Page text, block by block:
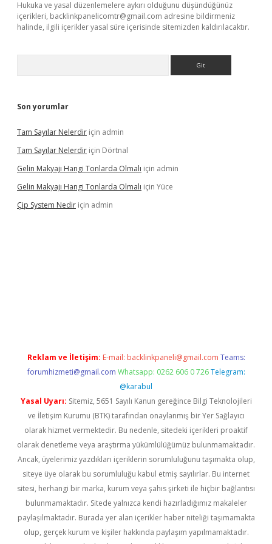
Hukuka ve yasal düzenlemelere aykırı olduğunu düşündüğünüz
içerikleri, backlinkpanelicomtr@gmail.com adresine bildirmeniz
halinde, ilgili içerikler yasal süre içerisinde sitemizden kaldırılacaktır.
Son yorumlar
Tam Sayılar Nelerdir için admin
Tam Sayılar Nelerdir için Dörtnal
Gelin Makyajı Hangi Tonlarda Olmalı için admin
Gelin Makyajı Hangi Tonlarda Olmalı için Yüce
Çip System Nedir için admin
Reklam ve İletişim: E-mail: backlinkpaneli@gmail.com Teams:
forumhizmeti@gmail.com Whatsapp: 0262 606 0 726 Telegram:
@karabul
Yasal Uyarı: Sitemiz, 5651 Sayılı Kanun gereğince Bilgi Teknolojileri
ve İletişim Kurumu (BTK) tarafından onaylanmış bir Yer Sağlayıcı
olarak hizmet vermektedir. Bu nedenle, sitedeki içerikleri proaktif
olarak denetleme veya araştırma yükümlülüğümüz bulunmamaktadır.
Ancak, üyelerimiz yazdıkları içeriklerin sorumluluğunu taşımakta olup,
siteye üye olarak bu sorumluluğu kabul etmiş sayılırlar. Bu internet
sitesi, herhangi bir marka, kurum veya şahıs şirketi ile hiçbir bağlantısı
bulunmamaktadır. Sitede yalnızca kendi hazırladığımız makaleler
paylaşılmaktadır. Burada yer alan içerikler haber niteliği taşımamakta
olup, gerçek kurum ve kişiler hakkında paylaşım yapılmamaktadır.